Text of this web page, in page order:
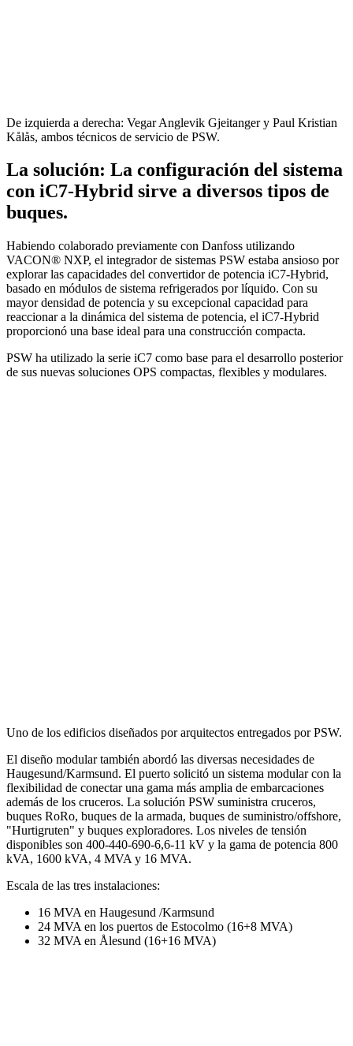
De izquierda a derecha: Vegar Anglevik Gjeitanger y Paul Kristian
Kålås, ambos técnicos de servicio de PSW.
La solución: La configuración del sistema
con iC7-Hybrid sirve a diversos tipos de
buques.
Habiendo colaborado previamente con Danfoss utilizando
VACON® NXP, el integrador de sistemas PSW estaba ansioso por
explorar las capacidades del convertidor de potencia iC7-Hybrid,
basado en módulos de sistema refrigerados por líquido. Con su
mayor densidad de potencia y su excepcional capacidad para
reaccionar a la dinámica del sistema de potencia, el iC7-Hybrid
proporcionó una base ideal para una construcción compacta.
PSW ha utilizado la serie iC7 como base para el desarrollo posterior
de sus nuevas soluciones OPS compactas, flexibles y modulares.
Uno de los edificios diseñados por arquitectos entregados por PSW.
El diseño modular también abordó las diversas necesidades de
Haugesund/Karmsund. El puerto solicitó un sistema modular con la
flexibilidad de conectar una gama más amplia de embarcaciones
además de los cruceros. La solución PSW suministra cruceros,
buques RoRo, buques de la armada, buques de suministro/offshore,
"Hurtigruten" y buques exploradores. Los niveles de tensión
disponibles son 400-440-690-6,6-11 kV y la gama de potencia 800
kVA, 1600 kVA, 4 MVA y 16 MVA.
Escala de las tres instalaciones:
16 MVA en Haugesund /Karmsund
24 MVA en los puertos de Estocolmo (16+8 MVA)
32 MVA en Ålesund (16+16 MVA)